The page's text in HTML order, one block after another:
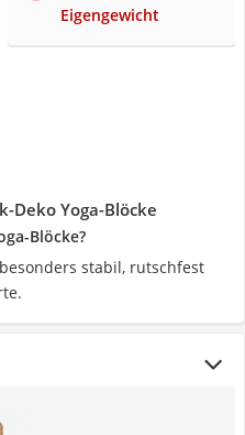
Eigengewicht
Deko Yoga-Blöcke
Blöcke?
stabil, rutschfest